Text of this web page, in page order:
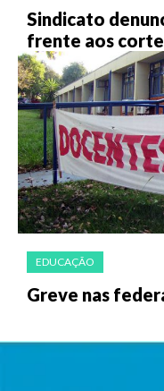
Sindicato
frente aos
EDUCAÇÃO
Greve nas